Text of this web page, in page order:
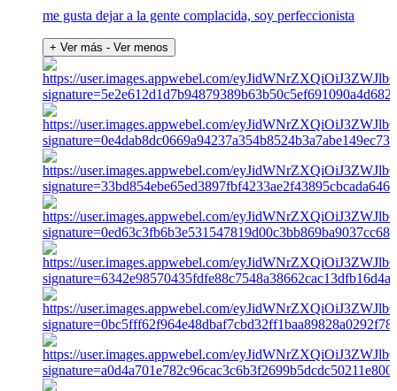
me gusta dejar a la gente complacida, soy perfeccionista
+ Ver más - Ver menos